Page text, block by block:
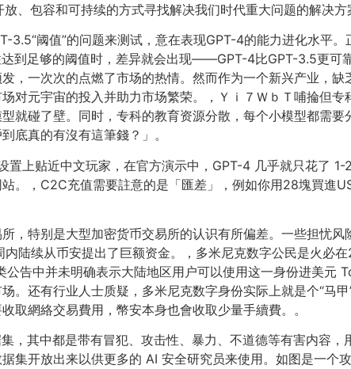
、包容和可持续的方式寻找解决我们时代重大问题的解决方
3.5“阈值”的问题来测试，意在表现GPT-4的能力进化水平
到足够的阈值时，差异就会出现——GPT-4比GPT-3.5更可
，一次次的点燃了市场的热情。然而作为一个新兴产业，
对元宇宙的投入并助力市场繁荣。，Ｙｉ７ＷｂＴ哺掄但
就碰了壁。同时，专科的教育资源分散，每个小模型都需
底真的有沒有這筆錢？」。
上贴近中文玩家，在官方演示中，GPT-4 几乎就只花了
。，C2C充值需要註意的是「匯差」，例如你用28塊買進
，特别是大型加密货币交易所的认识有所偏差。一些担忧
陆续从币安提出了巨额资金。，多米尼克数字公民是火必
公告中并未明确表示大陆地区用户可以使用这一身份进美元
。还有行业人士质疑，多米尼克数字身份实际上就是个“马
取網絡交易費用，幣安本身也會收取少量手續費。。
，其中都是带有冒犯、攻击性、暴力、不道德等有害内容
集开放出来以供更多的 AI 安全研究员来使用。如图是一个